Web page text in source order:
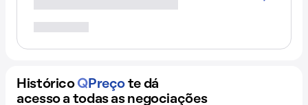
Histórico QPreço te dá
acesso a todas as negociações